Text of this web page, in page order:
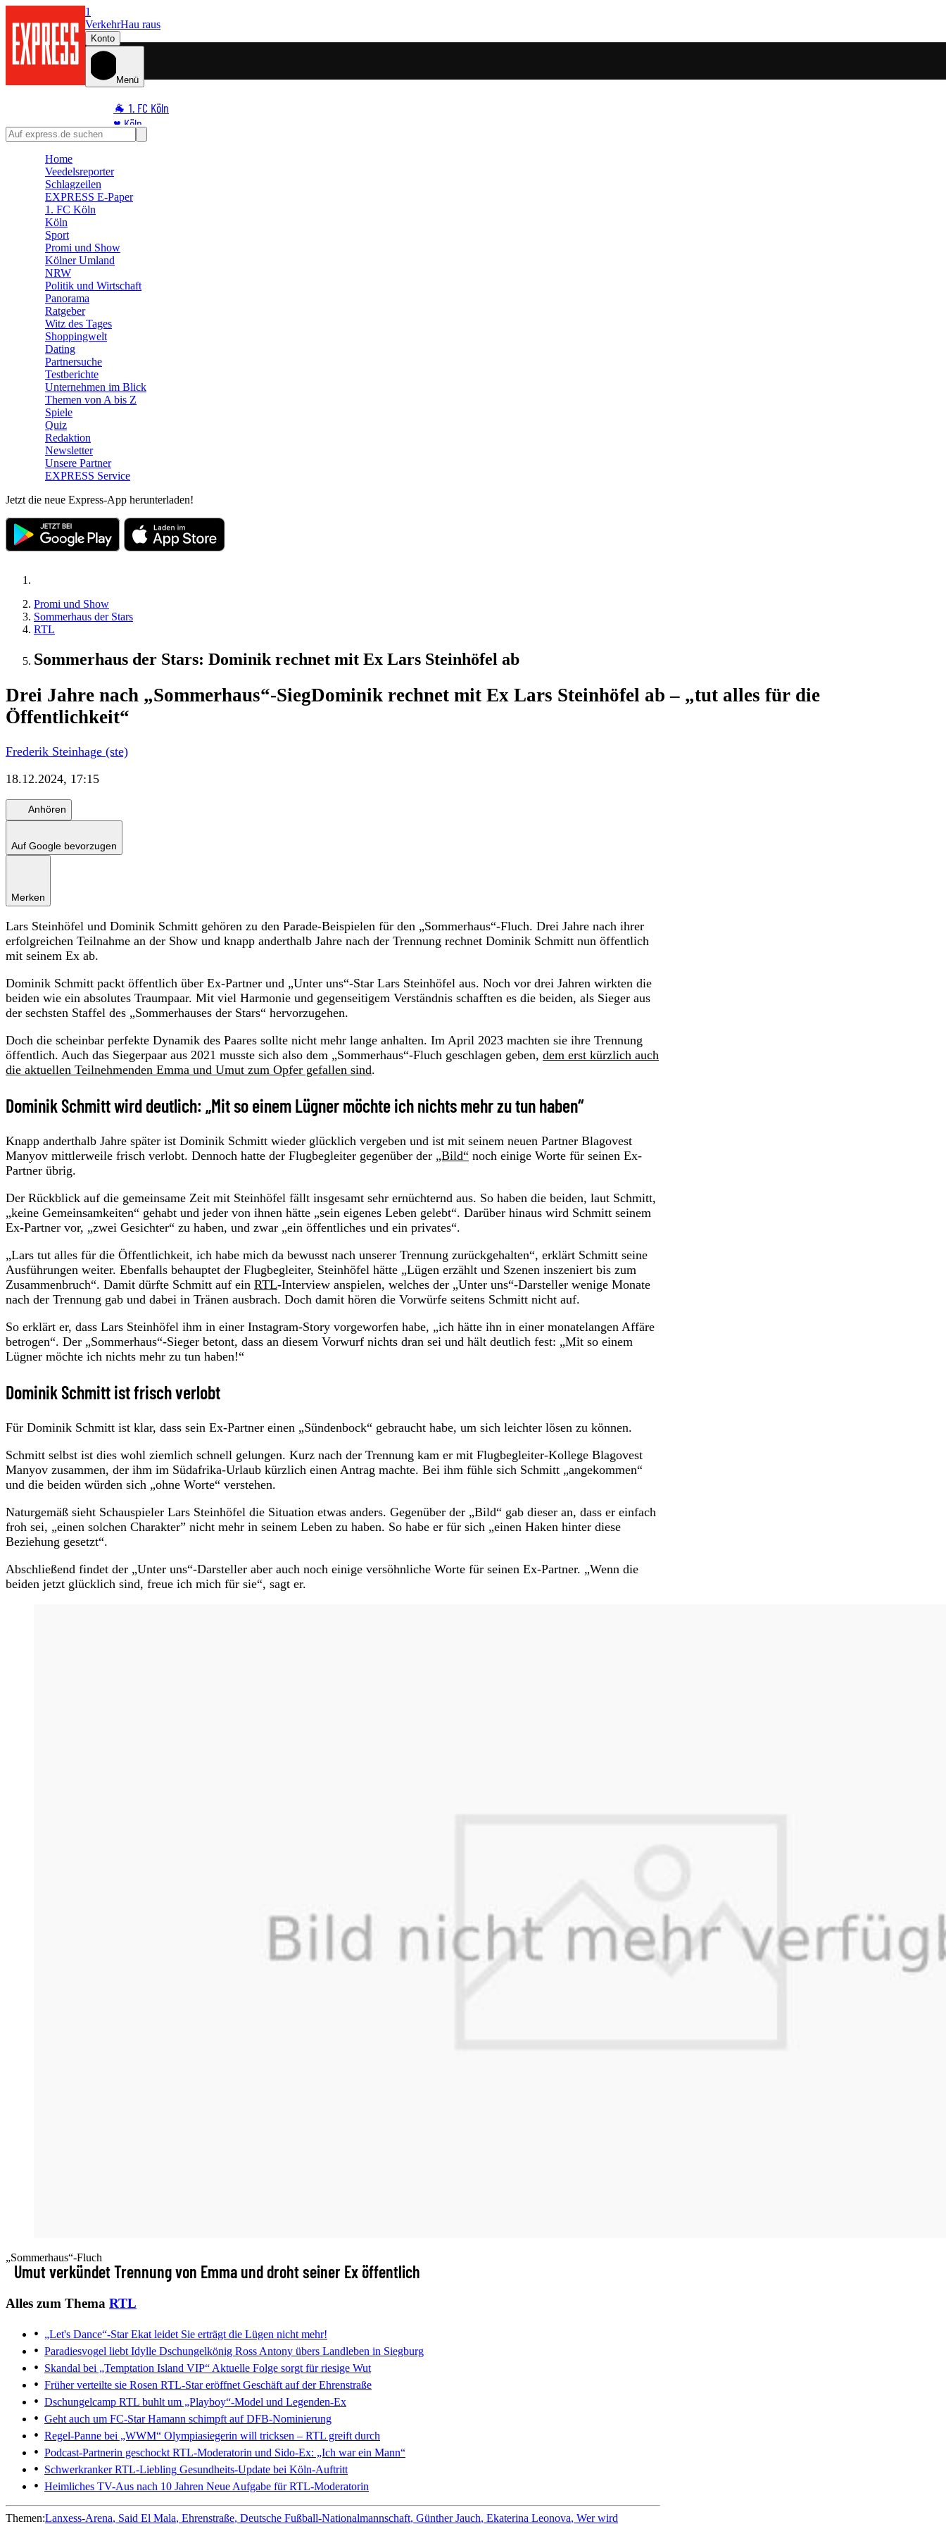
1
VerkehrHau raus
Konto
Menü
🐐 1. FC Köln
♥️ Köln
⭐ Promi
🛒 Shoppingwelt
🧩 Spiele
Home
Veedelsreporter
Schlagzeilen
EXPRESS E-Paper
1. FC Köln
Köln
Sport
Promi und Show
Kölner Umland
NRW
Politik und Wirtschaft
Panorama
Ratgeber
Witz des Tages
Shoppingwelt
Dating
Partnersuche
Testberichte
Unternehmen im Blick
Themen von A bis Z
Spiele
Quiz
Redaktion
Newsletter
Unsere Partner
EXPRESS Service
Jetzt die neue Express-App herunterladen!
Promi und Show
Sommerhaus der Stars
RTL
Sommerhaus der Stars: Dominik rechnet mit Ex Lars Steinhöfel ab
Drei Jahre nach „Sommerhaus“-SiegDominik rechnet mit Ex Lars Steinhöfel ab – „tut alles für die
Öffentlichkeit“
Frederik Steinhage (ste)
18.12.2024, 17:15
Anhören
Auf Google bevorzugen
Merken
Lars Steinhöfel und Dominik Schmitt gehören zu den Parade-Beispielen für den „Sommerhaus“-Fluch. Drei Jahre nach ihrer
erfolgreichen Teilnahme an der Show und knapp anderthalb Jahre nach der Trennung rechnet Dominik Schmitt nun öffentlich
mit seinem Ex ab.
Dominik Schmitt packt öffentlich über Ex-Partner und „Unter uns“-Star Lars Steinhöfel aus. Noch vor drei Jahren wirkten die
beiden wie ein absolutes Traumpaar. Mit viel Harmonie und gegenseitigem Verständnis schafften es die beiden, als Sieger aus
der sechsten Staffel des „Sommerhauses der Stars“ hervorzugehen.
Doch die scheinbar perfekte Dynamik des Paares sollte nicht mehr lange anhalten. Im April 2023 machten sie ihre Trennung
öffentlich. Auch das Siegerpaar aus 2021 musste sich also dem „Sommerhaus“-Fluch geschlagen geben, dem erst kürzlich auch
die aktuellen Teilnehmenden Emma und Umut zum Opfer gefallen sind.
Dominik Schmitt wird deutlich: „Mit so einem Lügner möchte ich nichts mehr zu tun haben“
Knapp anderthalb Jahre später ist Dominik Schmitt wieder glücklich vergeben und ist mit seinem neuen Partner Blagovest
Manyov mittlerweile frisch verlobt. Dennoch hatte der Flugbegleiter gegenüber der „Bild“ noch einige Worte für seinen Ex-
Partner übrig.
Der Rückblick auf die gemeinsame Zeit mit Steinhöfel fällt insgesamt sehr ernüchternd aus. So haben die beiden, laut Schmitt,
„keine Gemeinsamkeiten“ gehabt und jeder von ihnen hätte „sein eigenes Leben gelebt“. Darüber hinaus wird Schmitt seinem
Ex-Partner vor, „zwei Gesichter“ zu haben, und zwar „ein öffentliches und ein privates“.
„Lars tut alles für die Öffentlichkeit, ich habe mich da bewusst nach unserer Trennung zurückgehalten“, erklärt Schmitt seine
Ausführungen weiter. Ebenfalls behauptet der Flugbegleiter, Steinhöfel hätte „Lügen erzählt und Szenen inszeniert bis zum
Zusammenbruch“. Damit dürfte Schmitt auf ein RTL-Interview anspielen, welches der „Unter uns“-Darsteller wenige Monate
nach der Trennung gab und dabei in Tränen ausbrach. Doch damit hören die Vorwürfe seitens Schmitt nicht auf.
So erklärt er, dass Lars Steinhöfel ihm in einer Instagram-Story vorgeworfen habe, „ich hätte ihn in einer monatelangen Affäre
betrogen“. Der „Sommerhaus“-Sieger betont, dass an diesem Vorwurf nichts dran sei und hält deutlich fest: „Mit so einem
Lügner möchte ich nichts mehr zu tun haben!“
Dominik Schmitt ist frisch verlobt
Für Dominik Schmitt ist klar, dass sein Ex-Partner einen „Sündenbock“ gebraucht habe, um sich leichter lösen zu können.
Schmitt selbst ist dies wohl ziemlich schnell gelungen. Kurz nach der Trennung kam er mit Flugbegleiter-Kollege Blagovest
Manyov zusammen, der ihm im Südafrika-Urlaub kürzlich einen Antrag machte. Bei ihm fühle sich Schmitt „angekommen“
und die beiden würden sich „ohne Worte“ verstehen.
Naturgemäß sieht Schauspieler Lars Steinhöfel die Situation etwas anders. Gegenüber der „Bild“ gab dieser an, dass er einfach
froh sei, „einen solchen Charakter” nicht mehr in seinem Leben zu haben. So habe er für sich „einen Haken hinter diese
Beziehung gesetzt“.
Abschließend findet der „Unter uns“-Darsteller aber auch noch einige versöhnliche Worte für seinen Ex-Partner. „Wenn die
beiden jetzt glücklich sind, freue ich mich für sie“, sagt er.
„Sommerhaus“-Fluch
Umut verkündet Trennung von Emma und droht seiner Ex öffentlich
Alles zum Thema RTL
„Let's Dance“-Star Ekat leidet Sie erträgt die Lügen nicht mehr!
Paradiesvogel liebt Idylle Dschungelkönig Ross Antony übers Landleben in Siegburg
Skandal bei „Temptation Island VIP“ Aktuelle Folge sorgt für riesige Wut
Früher verteilte sie Rosen RTL-Star eröffnet Geschäft auf der Ehrenstraße
Dschungelcamp RTL buhlt um „Playboy“-Model und Legenden-Ex
Geht auch um FC-StarHamann schimpft auf DFB-Nominierung
Regel-Panne bei „WWM“ Olympiasiegerin will tricksen – RTL greift durch
Podcast-Partnerin geschockt RTL-Moderatorin und Sido-Ex: „Ich war ein Mann“
Schwerkranker RTL-Liebling Gesundheits-Update bei Köln-Auftritt
Heimliches TV-Aus nach 10 Jahren Neue Aufgabe für RTL-Moderatorin
Themen:Lanxess-Arena Said El Mala Ehrenstraße Deutsche Fußball-Nationalmannschaft Günther Jauch Ekaterina Leonova Wer wird